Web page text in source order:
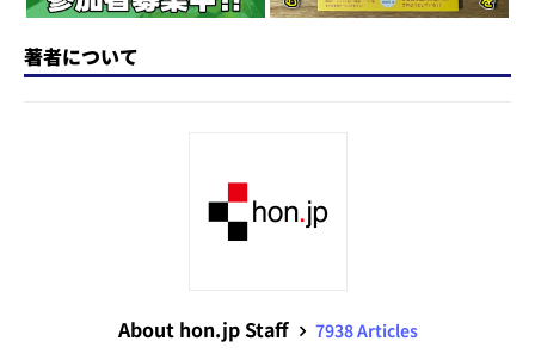
著者について
About hon.jp Staff
7938 Articles